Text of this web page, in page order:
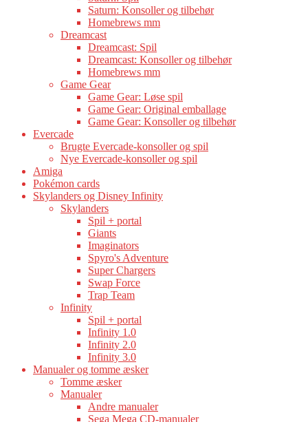
Saturn: Konsoller og tilbehør
Homebrews mm
Dreamcast
Dreamcast: Spil
Dreamcast: Konsoller og tilbehør
Homebrews mm
Game Gear
Game Gear: Løse spil
Game Gear: Original emballage
Game Gear: Konsoller og tilbehør
Evercade
Brugte Evercade-konsoller og spil
Nye Evercade-konsoller og spil
Amiga
Pokémon cards
Skylanders og Disney Infinity
Skylanders
Spil + portal
Giants
Imaginators
Spyro's Adventure
Super Chargers
Swap Force
Trap Team
Infinity
Spil + portal
Infinity 1.0
Infinity 2.0
Infinity 3.0
Manualer og tomme æsker
Tomme æsker
Manualer
Andre manualer
Sega Mega CD-manualer